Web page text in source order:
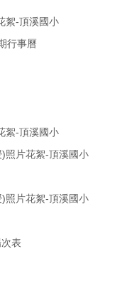
絮-頂溪國小
行事曆
絮-頂溪國小
照片花絮-頂溪國小
照片花絮-頂溪國小
表